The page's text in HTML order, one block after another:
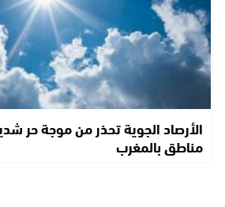
الأرصاد الجوية تحذر من موجة حر
مناطق بالمغرب